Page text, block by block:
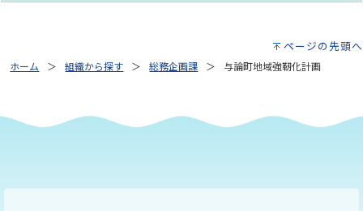
ページの先頭へ
ホーム 組織から探す 総務企画課 与論町地域強靭化計画